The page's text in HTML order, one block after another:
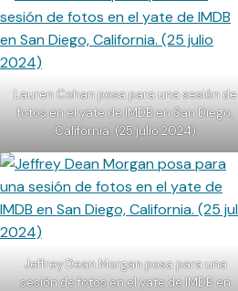
Lauren Cohan posa para una sesión de
fotos en el yate de IMDB en San Diego,
California. (25 julio 2024)
Jeffrey Dean Morgan posa para una
sesión de fotos en el yate de IMDB en